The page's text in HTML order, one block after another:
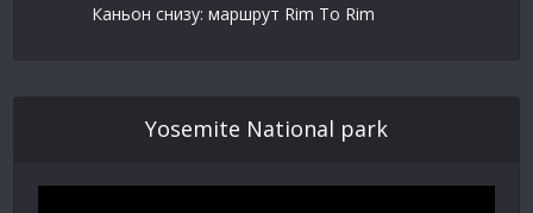
Каньон снизу: маршрут Rim To Rim
Yosemite National park